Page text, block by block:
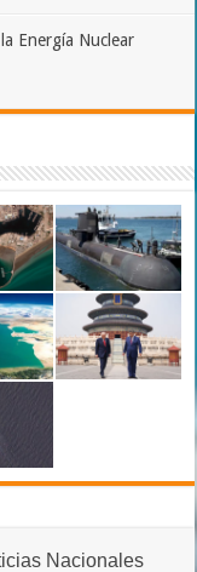
Energía Nuclear
Nacionales